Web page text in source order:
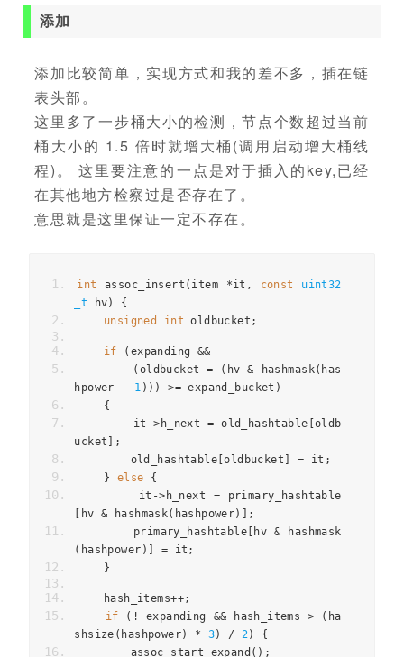
添加
添加比较简单，实现方式和我的差不多，插在链
表头部。
这里多了一步桶大小的检测，节点个数超过当前
桶大小的 1.5 倍时就增大桶(调用启动增大桶线
程)。 这里要注意的一点是对于插入的key,已经
在其他地方检察过是否存在了。
意思就是这里保证一定不存在。
int assoc_insert ( item *it , const
uint32
_t hv)
{
unsigned
int oldbucket ;
if ( expanding &&
( oldbucket = ( hv & hashmask( has
hpower
- 1 ))) >= expand_bucket )
{
        it
-> h_next = old_hashtable oldb
ucket
];
        old_hashtable
[oldbucket = it ;
}
else
{
        it
-> h_next = primary_hashtable
hv & hashmask( hashpower)];
        primary_hashtable
[ hv & hashmask
( hashpower )] = it ;
}
    hash_items
++;
if
(! expanding && hash_items > ( ha
shsize ( hashpower) * 3) / 2)
{
        assoc_start_expand
();